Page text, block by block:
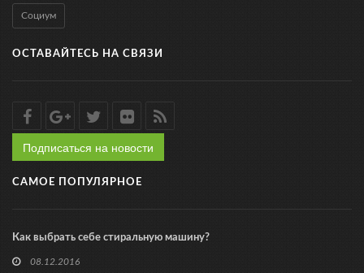
Социум
ОСТАВАЙТЕСЬ НА СВЯЗИ
Подписаться на новости
САМОЕ ПОПУЛЯРНОЕ
Как выбрать себе стиральную машину?
08.12.2016